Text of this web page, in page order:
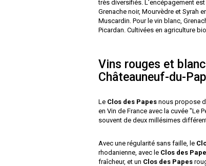
très diversifiés. L’encépagement
Grenache noir, Mourvèdre et Syrah
Muscardin. Pour le vin blanc,
Picardan. Cultivées en agriculture
Vins rouges et
Châteauneuf-du-
Le Clos des Papes nous propose
en Vin de France avec la cuvée "Le
souvent de deux millésimes
Avec une régularité sans faille, le
rhodanienne, avec le Clos des
fraîcheur, et un Clos des Papes